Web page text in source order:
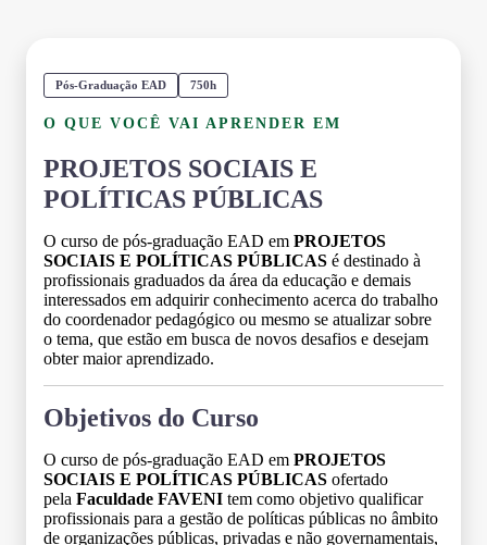
Pós-Graduação EAD 750h
O QUE VOCÊ VAI APRENDER EM
PROJETOS SOCIAIS E
POLÍTICAS PÚBLICAS
O curso de pós-graduação EAD em PROJETOS
SOCIAIS E POLÍTICAS PÚBLICAS é destinado à
profissionais graduados da área da educação e demais
interessados em adquirir conhecimento acerca do trabalho
do coordenador pedagógico ou mesmo se atualizar sobre
o tema, que estão em busca de novos desafios e desejam
obter maior aprendizado.
Objetivos do Curso
O curso de pós-graduação EAD em PROJETOS
SOCIAIS E POLÍTICAS PÚBLICAS ofertado
pela Faculdade FAVENI tem como objetivo qualificar
profissionais para a gestão de políticas públicas no âmbito
de organizações públicas, privadas e não governamentais,